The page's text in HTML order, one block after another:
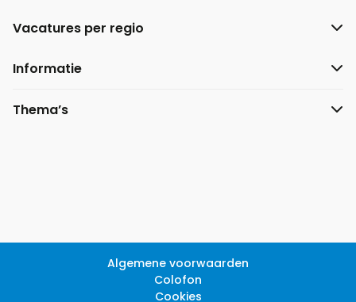
Vacatures per regio
Informatie
Thema’s
Algemene voorwaarden
Colofon
Cookies